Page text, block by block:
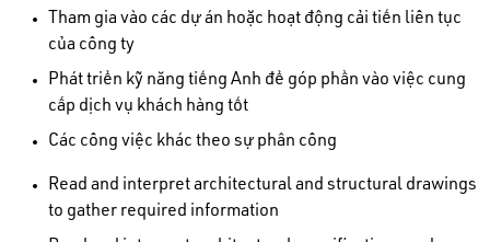
Tham gia vào các dự án hoặc hoạt động cải tiến liên tục
của công ty
Phát triển kỹ năng tiếng Anh để góp phần vào việc cung
cấp dịch vụ khách hàng tốt
Các công việc khác theo sự phân công
Read and interpret architectural and structural drawings
to gather required information